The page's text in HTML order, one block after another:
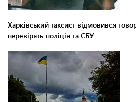
Харківський таксист відмовився
перевірять поліція та СБУ